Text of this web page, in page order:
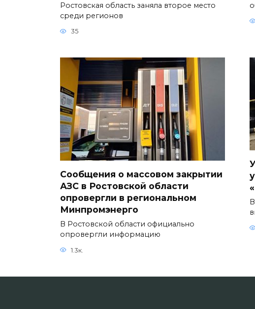
Ростовская область заняла второе место
среди регионов
35
Сообщения о массовом закрытии
АЗС в Ростовской области
опровергли в региональном
Минпромэнерго
В Ростовской области официально
опровергли информацию
1.3к.